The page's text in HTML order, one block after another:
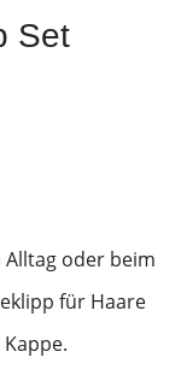
Set
Alltag oder beim
für Haare